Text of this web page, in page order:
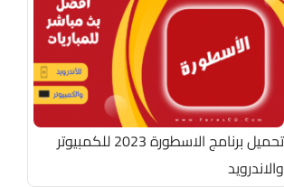
تحميل برنامج الاسطورة 2023 للكمبيوتر
والاندرويد